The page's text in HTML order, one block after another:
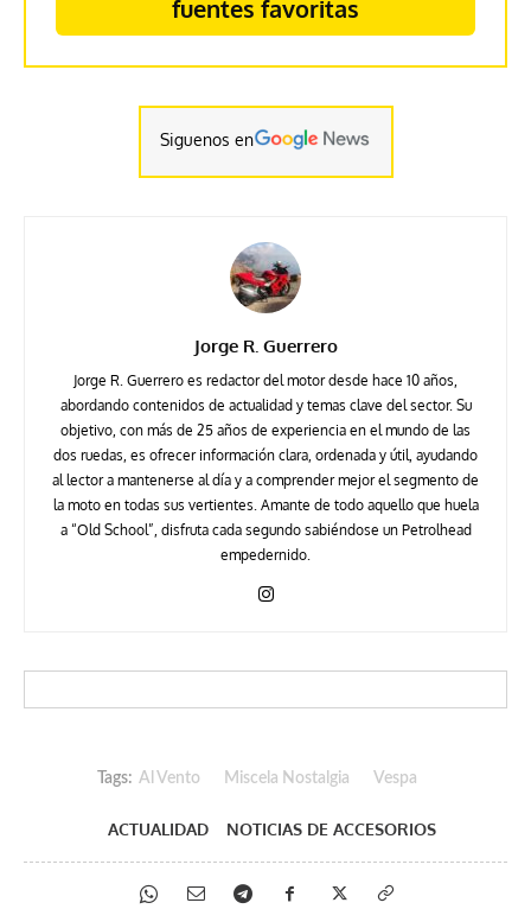
fuentes favoritas
Siguenos en
Jorge R. Guerrero
Jorge R. Guerrero es redactor del motor desde hace 10 años,
abordando contenidos de actualidad y temas clave del sector. Su
objetivo, con más de 25 años de experiencia en el mundo de las
dos ruedas, es ofrecer información clara, ordenada y útil, ayudando
al lector a mantenerse al día y a comprender mejor el segmento de
la moto en todas sus vertientes. Amante de todo aquello que huela
a “Old School”, disfruta cada segundo sabiéndose un Petrolhead
empedernido.
Tags: Al Vento Miscela Nostalgia Vespa
ACTUALIDAD NOTICIAS DE ACCESORIOS